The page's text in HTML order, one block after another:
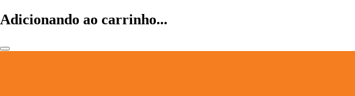
Adicionando ao carrinho...